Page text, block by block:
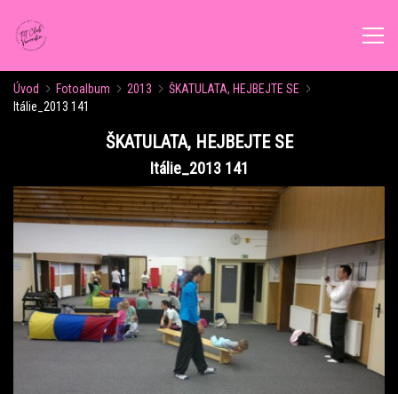
ÚVOD
ROZVRH CVIČENÍ
KALENDÁŘ AKCÍ
FORMY CVIČENÍ
Úvod Fotoalbum 2013
ŠKATULATA, HEJBEJTE SE
Itálie_2013 141
ŠKATULATA, HEJBEJTE SE
Itálie_2013 141